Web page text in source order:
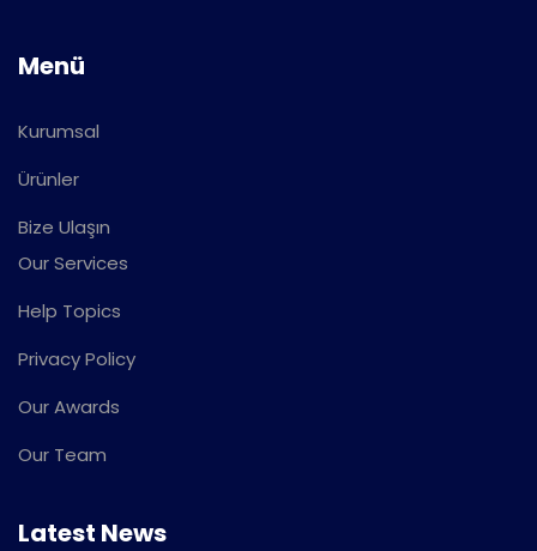
Menü
Kurumsal
Ürünler
Bize Ulaşın
Our Services
Help Topics
Privacy Policy
Our Awards
Our Team
Latest News